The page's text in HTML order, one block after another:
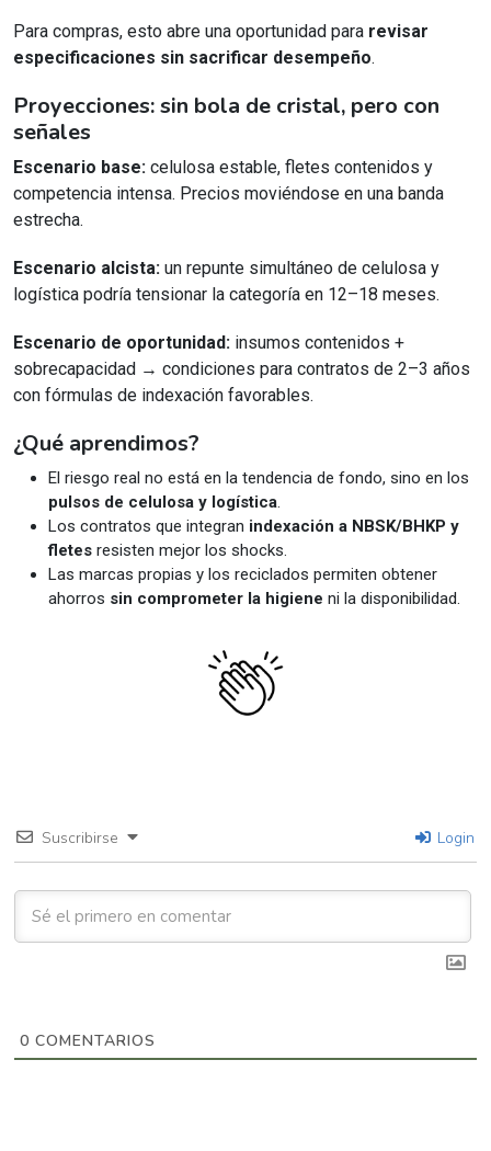
Para compras, esto abre una oportunidad para revisar
especificaciones sin sacrificar desempeño.
Proyecciones: sin bola de cristal, pero con
señales
Escenario base: celulosa estable, fletes contenidos y
competencia intensa. Precios moviéndose en una banda
estrecha.
Escenario alcista: un repunte simultáneo de celulosa y
logística podría tensionar la categoría en 12–18 meses.
Escenario de oportunidad: insumos contenidos +
sobrecapacidad → condiciones para contratos de 2–3 años
con fórmulas de indexación favorables.
¿Qué aprendimos?
El riesgo real no está en la tendencia de fondo, sino en los
pulsos de celulosa y logística.
Los contratos que integran indexación a NBSK/BHKP y
fletes resisten mejor los shocks.
Las marcas propias y los reciclados permiten obtener
ahorros sin comprometer la higiene ni la disponibilidad.
Suscribirse Login
0 COMENTARIOS